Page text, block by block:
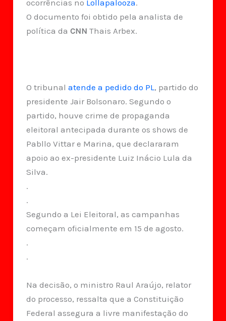
ocorrências no Lollapalooza.
O documento foi obtido pela analista de
política da CNN Thais Arbex.
O tribunal atende a pedido do PL, partido do
presidente Jair Bolsonaro. Segundo o
partido, houve crime de propaganda
eleitoral antecipada durante os shows de
Pabllo Vittar e Marina, que declararam
apoio ao ex-presidente Luiz Inácio Lula da
Silva.
.
.
Segundo a Lei Eleitoral, as campanhas
começam oficialmente em 15 de agosto.
.
.
Na decisão, o ministro Raul Araújo, relator
do processo, ressalta que a Constituição
Federal assegura a livre manifestação do